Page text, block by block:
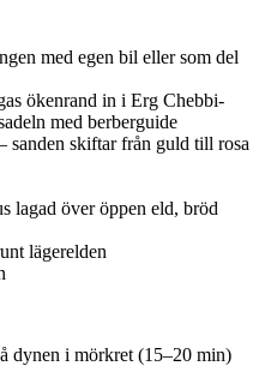
med egen bil eller som del
ökenrand in i Erg Chebbi-
med berberguide
skiftar från guld till rosa
lagad över öppen eld, bröd
lägerelden
dynen i mörkret (15–20 min)